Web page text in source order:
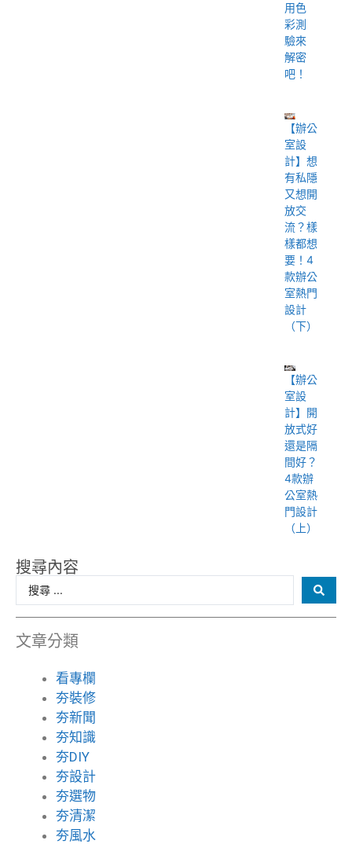
用色
彩測
驗來
解密
吧！
【辦公
室設
計】想
有私隱
又想開
放交
流？樣
樣都想
要！4
款辦公
室熱門
設計
（下）
【辦公
室設
計】開
放式好
還是隔
間好？
4款辦
公室熱
門設計
（上）
搜尋內容
文章分類
看專欄
夯裝修
夯新聞
夯知識
夯DIY
夯設計
夯選物
夯清潔
夯風水